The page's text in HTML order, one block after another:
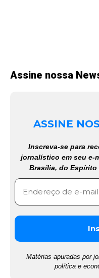
Assine nossa
ASSINE
Inscreva-se para
jornalístico em seu e-
Brasília, do Espírito
Matérias apuradas por
política e